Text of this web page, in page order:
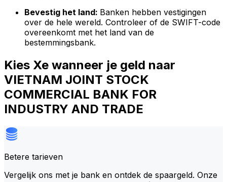
Bevestig het land: Banken hebben vestigingen
over de hele wereld. Controleer of de SWIFT-code
overeenkomt met het land van de
bestemmingsbank.
Kies Xe wanneer je geld naar
VIETNAM JOINT STOCK
COMMERCIAL BANK FOR
INDUSTRY AND TRADE
Betere tarieven
Vergelijk ons met je bank en ontdek de spaargeld. Onze